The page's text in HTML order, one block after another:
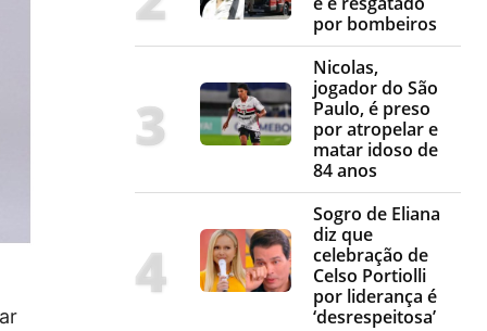
por bombeiros
Nicolas,
jogador do São
Paulo, é preso
por atropelar e
matar idoso de
84 anos
Sogro de Eliana
diz que
celebração de
Celso Portiolli
por liderança é
‘desrespeitosa’